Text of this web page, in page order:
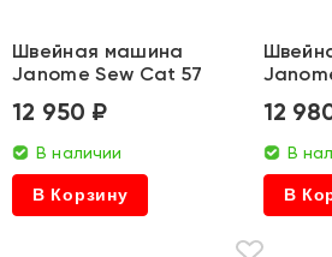
Швейная машина
Janome Sew Cat 57
12 950 ₽
В наличии
В Корзину
12
В
В